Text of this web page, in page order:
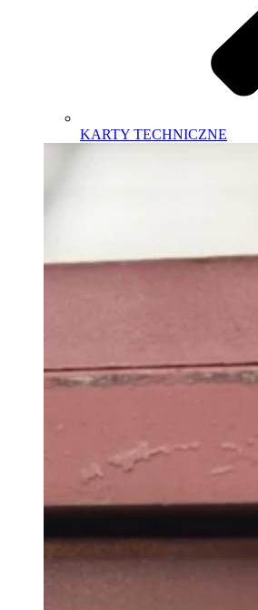
KARTY TECHNICZNE